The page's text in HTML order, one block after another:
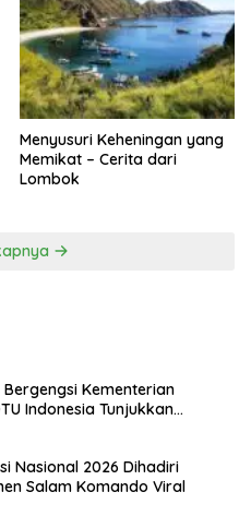
Menyusuri Keheningan yang
Memikat – Cerita dari
Lombok
Kementerian
Indonesia Tunjukkan
Nasional 2026 Dihadiri
Salam Komando Viral